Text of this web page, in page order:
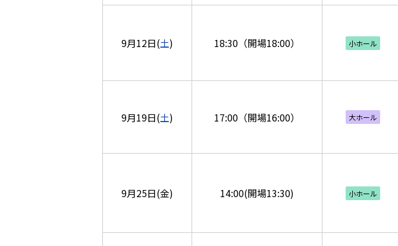
9月12日(土) 18:30（開場18:00） 小ホール
9月19日(土) 17:00（開場16:00） 大ホール
9月25日(金) 14:00(開場13:30) 小ホール